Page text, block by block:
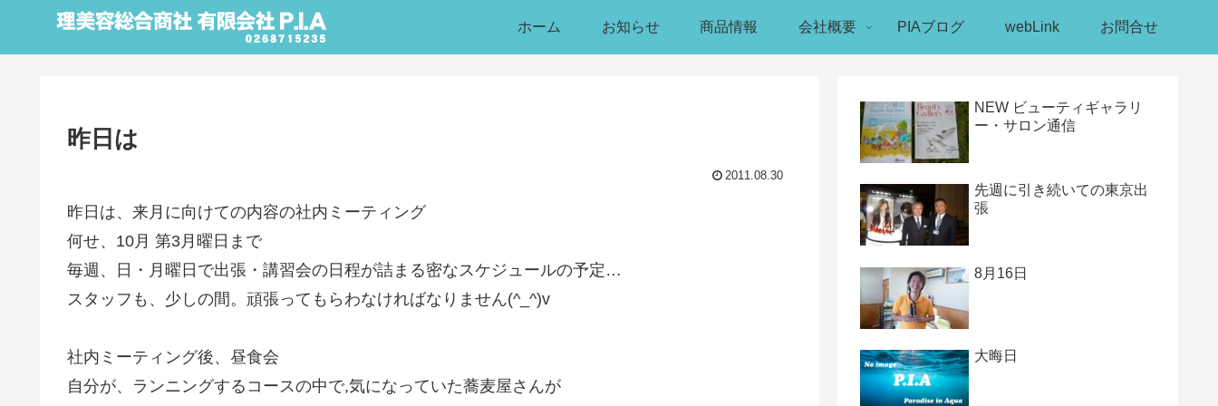
ホーム お知らせ 商品情報 会社概要 PIAブログ webLink お問合せ
昨日は
2011.08.30
昨日は、来月に向けての内容の社内ミーティング
何せ、10月 第3月曜日まで
毎週、日・月曜日で出張・講習会の日程が詰まる密なスケジュールの予定…
スタッフも、少しの間。頑張ってもらわなければなりません(^_^)v
社内ミーティング後、昼食会
自分が、ランニングするコースの中で,気になっていた蕎麦屋さんが
NEW ビューティギャラリ
ー・サロン通信
先週に引き続いての東京出
張
8月16日
大晦日